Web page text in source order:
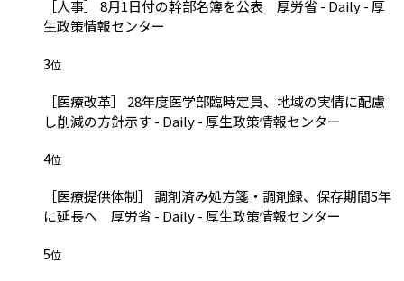
［人事］ 8月1日付の幹部名簿を公表 厚労省 - Daily - 厚
生政策情報センター
3位
［医療改革］ 28年度医学部臨時定員、地域の実情に配慮
し削減の方針示す - Daily - 厚生政策情報センター
4位
［医療提供体制］ 調剤済み処方箋・調剤録、保存期間5年
に延長へ 厚労省 - Daily - 厚生政策情報センター
5位